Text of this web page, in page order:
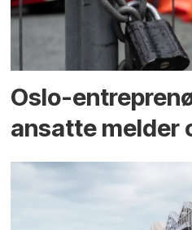
Oslo-
ansatte melder